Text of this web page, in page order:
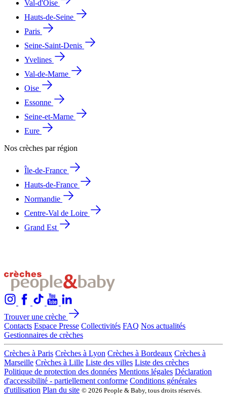
Val-d'Oise
Hauts-de-Seine
Paris
Seine-Saint-Denis
Yvelines
Val-de-Marne
Oise
Essonne
Seine-et-Marne
Eure
Nos crèches par région
Île-de-France
Hauts-de-France
Normandie
Centre-Val de Loire
Grand Est
Trouver une crèche
Contacts Espace Presse Collectivités FAQ Nos actualités
Gestionnaires de crèches
Crèches à Paris Crèches à Lyon Crèches à Bordeaux Crèches à
Marseille Crèches à Lille Liste des villes Liste des crèches
Politique de protection des données Mentions légales Déclaration
d'accessibilité - partiellement conforme Conditions générales
d'utilisation Plan du site © 2026 People & Baby, tous droits réservés.